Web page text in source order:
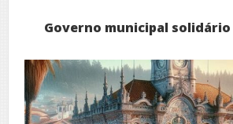
Governo municipal solidário